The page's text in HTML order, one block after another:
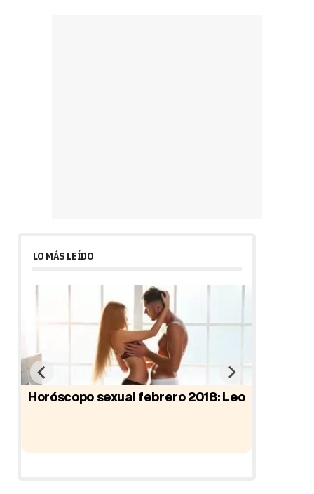
LO MÁS LEÍDO
Horóscopo sexual febrero 2018: Leo